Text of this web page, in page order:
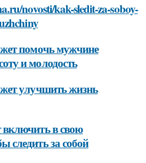
novosti/kak-sledit-za-soboy-
помочь мужчине
и молодость
улучшить жизнь
включить в свою
следить за собой